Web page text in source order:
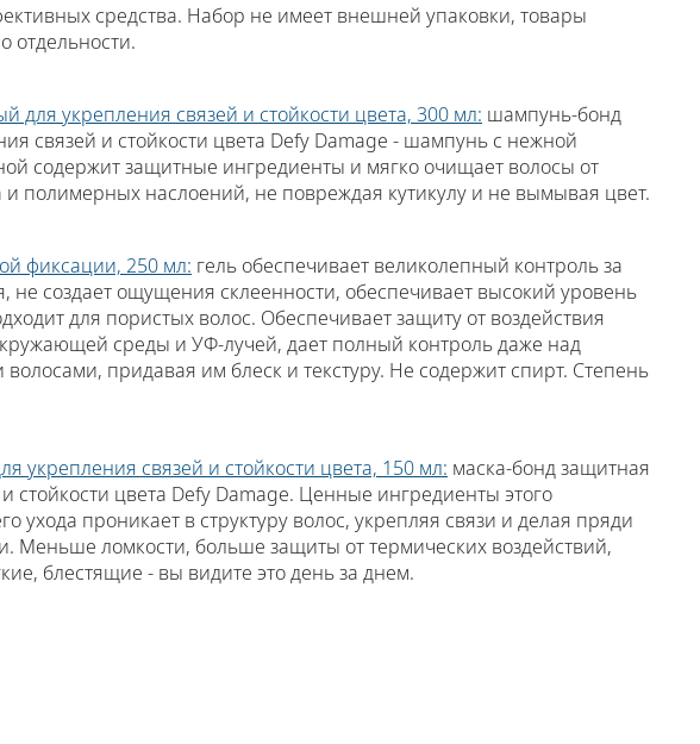
средства. Набор не имеет внешней упаковки, товары
отдельности.
укрепления связей и стойкости цвета, 300 мл: шампунь-бонд
связей и стойкости цвета Defy Damage - шампунь с нежной
содержит защитные ингредиенты и мягко очищает волосы от
полимерных наслоений, не повреждая кутикулу и не вымывая цвет.
фиксации, 250 мл: гель обеспечивает великолепный контроль за
не создает ощущения склеенности, обеспечивает высокий уровень
для пористых волос. Обеспечивает защиту от воздействия
среды и УФ-лучей, дает полный контроль даже над
придавая им блеск и текстуру. Не содержит спирт. Степень
укрепления связей и стойкости цвета, 150 мл: маска-бонд защитная
стойкости цвета Defy Damage. Ценные ингредиенты этого
ухода проникает в структуру волос, укрепляя связи и делая пряди
ломкости, больше защиты от термических воздействий,
блестящие - вы видите это день за днем.